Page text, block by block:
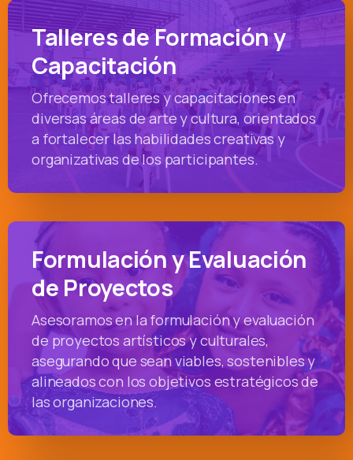
Talleres de Formación y
Capacitación
Ofrecemos talleres y capacitaciones en
diversas áreas de arte y cultura, orientados
a fortalecer las habilidades creativas y
organizativas de los participantes.
Formulación y Evaluación
de Proyectos
Asesoramos en la formulación y evaluación
de proyectos artísticos y culturales,
asegurando que sean viables, sostenibles y
alineados con los objetivos estratégicos de
las organizaciones.